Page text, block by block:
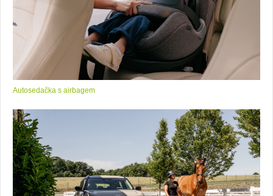
Autosedačka s airbagem